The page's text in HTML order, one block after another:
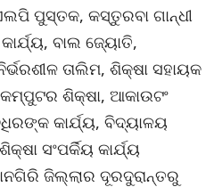
ପୁସ୍ତକ, କସ୍ତୁରବା ଗାନ୍ଧୀ
ବାଲ ଜ୍ୟୋତି,
ତାଲିମ, ଶିକ୍ଷା ସହାୟକ
ଶିକ୍ଷା, ଆକାଉଟଂ
କାର୍ଯ୍ୟ, ବିଦ୍ୟାଳୟ
ସଂପର୍କିୟ କାର୍ଯ୍ୟ
ଜିଲ୍ଲାର ଦୂରଦୁରାନ୍ତରୁ